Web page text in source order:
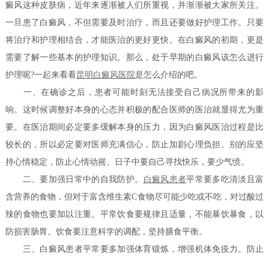
癜风这种皮肤病，近年来逐渐被人们所重视，并渐渐被大家所关注。
一旦患了白癜风，不但需要及时治疗，而且还要做好护理工作。只要
将治疗和护理相结合，才能医治的更好更快。在白癜风的初期，更是
需要了解一些基本的护理知识。那么，处于早期的白癜风该怎么进行
护理呢?一起来看看昆明白癜风医院是怎么介绍的吧。
一、在确诊之后，患者可能时刻无法接受自己病况所带来的影
响。这时候调整好本身的心态并积极的配合医师的医治就显得尤为重
要。在医治期间必定要多缓解本身的压力，因为白癜风医治过程是比
较长的，所以必定要对医师充满信心，防止加剧心理负担。别的应坚
持心情稳定，防止心情动摇。日子中要自己寻找快乐，要少气愤。
二、要加强日常中的自我防护。 白癜风患者平常要多吃清淡且富
含营养的食物，但对于富含维生素C食物尽可能少吃或不吃，对过酸过
辣的食物也要加以注重。平常饮食要规律且适量，不能暴饮暴食，以
防损害肠胃。饮食要注意科学的调配，坚持膳食平衡。
三、白癜风患者平常要多加强体育锻炼，增强机体免疫力。防止